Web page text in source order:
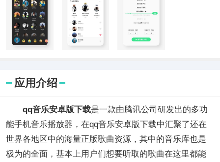
应用介绍
qq音乐安卓版下载是一款由腾讯公司研发出的多功
能手机音乐播放器，在qq音乐安卓版下载中汇聚了还在
世界各地区中的海量正版歌曲资源，其中的音乐库也是
极为的全面，基本上用户们想要听取的歌曲在这里都能